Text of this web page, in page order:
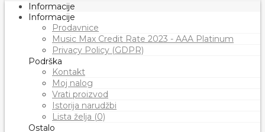
Informacije
Informacije
Prodavnice
Music Max Credit Rate 2023 - AAA Platinum
Privacy Policy (GDPR)
Podrška
Kontakt
Moj nalog
Vrati proizvod
Istorija narudžbi
Lista želja (0)
Ostalo